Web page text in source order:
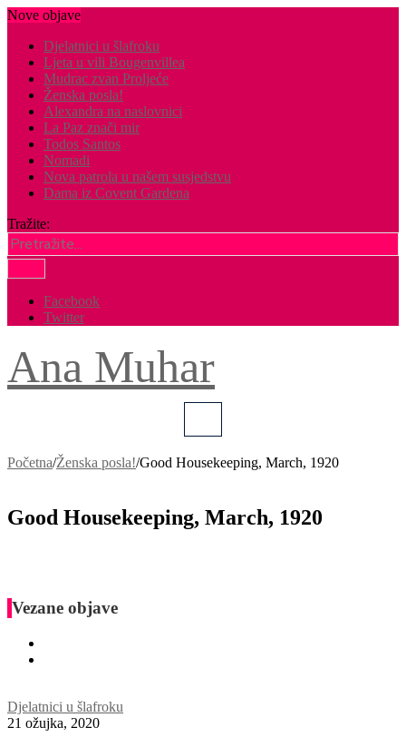
Nove objave
Djelatnici u šlafroku
Ljeta u vili Bougenvillea
Mudrac zvan Proljeće
Ženska posla!
Alexandra na naslovnici
La Paz znači mir
Todos Santos
Nomadi
Nova patrola u našem susjedstvu
Dama iz Covent Gardena
Tražite:
Facebook
Twitter
Ana Muhar
Početna/Ženska posla!/Good Housekeeping, March, 1920
Good Housekeeping, March, 1920
Vezane objave
Djelatnici u šlafroku
21 ožujka, 2020